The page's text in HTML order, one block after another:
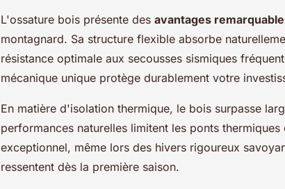
L'ossature bois présente des avantages
montagnard. Sa structure flexible absorbe
résistance optimale aux secousses sismiques
mécanique unique protège durablement votre
En matière d'isolation thermique, le bois surpasse
performances naturelles limitent les ponts thermiques
exceptionnel, même lors des hivers rigoureux
ressentent dès la première saison.